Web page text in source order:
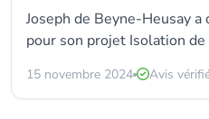
Joseph de Beyne-Heusay a
pour son projet Isolation
15 novembre 2024 Avis